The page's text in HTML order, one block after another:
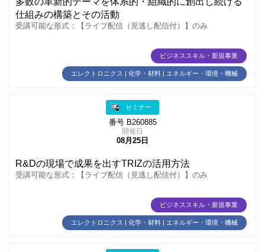
仕組みの構築とその活動
受講可能な形式：【ライブ配信（見逃し配信付）】のみ
ビジネススキル・新規事業
エレクトロニクス | 化学・材料 | エネルギー・環境・機械
セミナー
番号 B260885
開催日
08月25日
R&Dの現場で成果を出すTRIZの活用方法
受講可能な形式：【ライブ配信（見逃し配信付）】のみ
ビジネススキル・新規事業
エレクトロニクス | 化学・材料 | エネルギー・環境・機械